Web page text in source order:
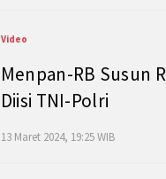
Video
Menpan-RB Susun
Diisi TNI-Polri
13 Maret 2024, 19:25 WIB